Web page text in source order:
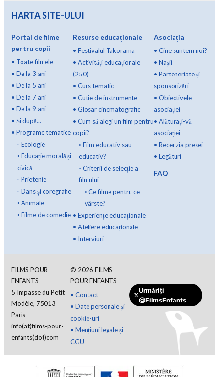
HARTA SITE-ULUI
Portal de filme
pentru copii
• Toate filmele
• De la 3 ani
• De la 5 ani
• De la 7 ani
• De la 9 ani
• Și după...
• Programe tematice
◦ Ecologie
◦ Educație morală și
civică
◦ Prietenie
◦ Dans și coregrafie
◦ Animale
◦ Filme de comedie
Resurse educaționale
• Festivalul Takorama
• Activități educaționale
(250)
• Curs tematic
• Cutie de instrumente
• Glosar cinematografic
• Cum să alegi un film pentru
copii?
◦ Film educativ sau
educativ?
◦ Criterii de selecție a
filmului
◦ Ce filme pentru ce
vârste?
• Experiențe educaționale
• Ateliere educaționale
• Interviuri
Asociația
•Cine suntem noi?
•Nașii
•Parteneriate și
sponsorizări
•Obiectivele
asociației
•Alăturați-vă
asociației
•Recenzia presei
•Legături
FAQ
FILMS POUR
ENFANTS
5 Impasse du Petit
Modèle, 75013
Paris
info(at)films-pour-
enfants(dot)com
© 2026 FILMS
POUR ENFANTS
• Contact
• Date personale și
cookie-uri
• Mențiuni legale și
CGU
Urmăriți
@FilmsEnfants